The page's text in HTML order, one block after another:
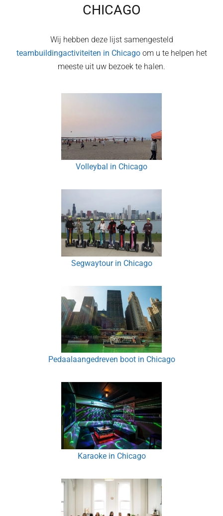
CHICAGO
Wij hebben deze lijst samengesteld
teambuildingactiviteiten in Chicagoom u te helpen het
meeste uit uw bezoek te halen.
Volleybal in Chicago
Segwaytour in Chicago
Pedaalaangedreven boot in Chicago
Karaoke in Chicago